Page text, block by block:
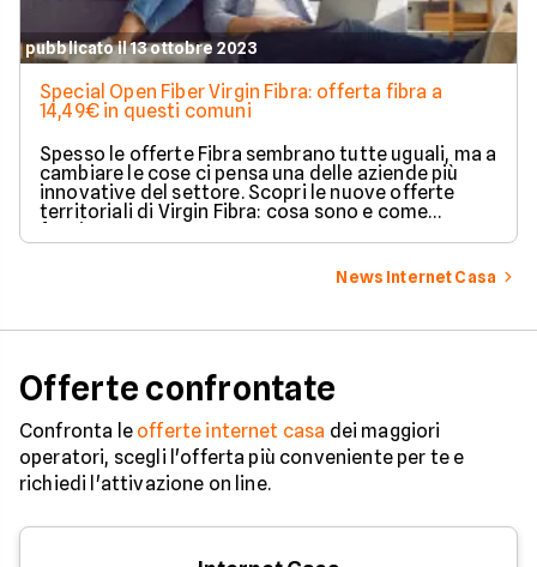
pubblicato il 13 ottobre 2023
Special Open Fiber Virgin Fibra: offerta fibra a
14,49€ in questi comuni
Spesso le offerte Fibra sembrano tutte uguali, ma a
cambiare le cose ci pensa una delle aziende più
innovative del settore. Scopri le nuove offerte
territoriali di Virgin Fibra: cosa sono e come
funzionano.
News Internet Casa
Offerte confrontate
Confronta le offerte internet casa dei maggiori
operatori, scegli l'offerta più conveniente per te e
richiedi l'attivazione on line.